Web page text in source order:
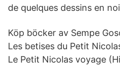
de quelques dessins en
Köp böcker av Sempe
Les betises du Petit
Le Petit Nicolas voyage